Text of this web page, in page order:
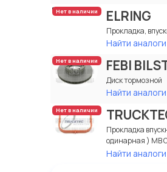
Нет в наличии ELRING
Прокладка,
Найти аналоги
Нет в наличии FEBI
Диск тормозной
Найти аналоги
Нет в наличии
Прокладка
одинарная ) МВ
Найти аналоги